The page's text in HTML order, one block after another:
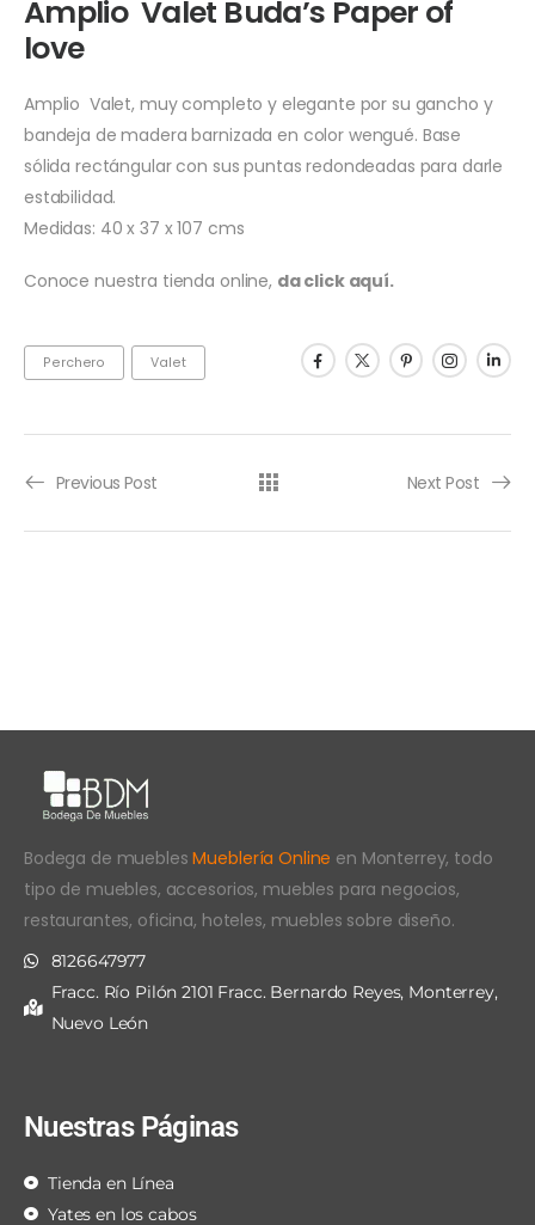
Amplio Valet Buda’s Paper of
love
Amplio Valet, muy completo y elegante por su gancho y
bandeja de madera barnizada en color wengué. Base
sólida rectángular con sus puntas redondeadas para darle
estabilidad.
Medidas: 40 x 37 x 107 cms
Conoce nuestra tienda online, da click aquí.
Perchero Valet
Previous Post Next Post
Bodega de mueblesMueblería Online en Monterrey, todo
tipo de muebles, accesorios, muebles para negocios,
restaurantes, oficina, hoteles, muebles sobre diseño.
8126647977
Fracc. Río Pilón 2101 Fracc. Bernardo Reyes, Monterrey,
Nuevo León
Nuestras Páginas
Tienda en Línea
Yates en los cabos